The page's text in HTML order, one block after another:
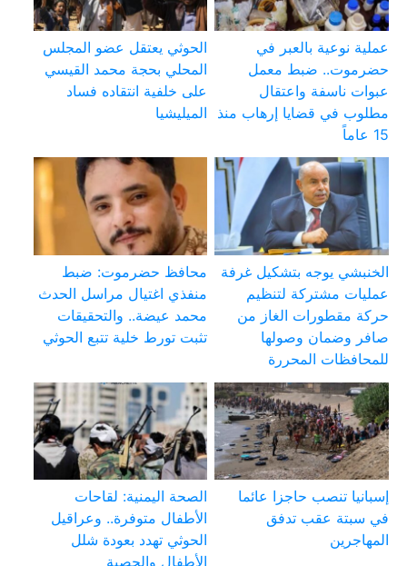
عملية نوعية بالعبر في
حضرموت.. ضبط معمل
عبوات ناسفة واعتقال
مطلوب في قضايا إرهاب منذ
15 عاماً
الحوثي يعتقل عضو المجلس
المحلي بحجة محمد القيسي
على خلفية انتقاده فساد
الميليشيا
الخنبشي يوجه بتشكيل غرفة
عمليات مشتركة لتنظيم
حركة مقطورات الغاز من
صافر وضمان وصولها
للمحافظات المحررة
محافظ حضرموت: ضبط
منفذي اغتيال مراسل الحدث
محمد عيضة.. والتحقيقات
تثبت تورط خلية تتبع الحوثي
إسبانيا تنصب حاجزا عائما
في سبتة عقب تدفق
المهاجرين
الصحة اليمنية: لقاحات
الأطفال متوفرة.. وعراقيل
الحوثي تهدد بعودة شلل
الأطفال والحصبة